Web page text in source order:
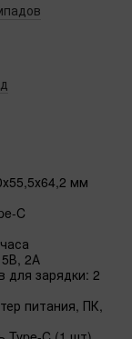
мм
C
2А
для зарядки: 2
питания, ПК,